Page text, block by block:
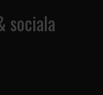
sociala